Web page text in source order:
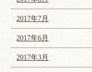
2017年7月
2017年6月
2017年3月